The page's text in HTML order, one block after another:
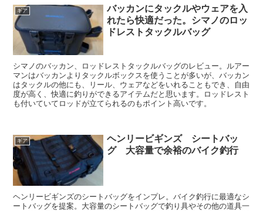
ギア
バッカンにタックルやウェアを入
れたら快適だった。シマノのロッ
ドレストタックルバッグ
シマノのバッカン、ロッドレストタックルバッグのレビュー。ルアー
マンはバッカンよりタックルボックスを使うことが多いが、バッカン
はタックルの他にも、リール、ウェアなどをいれることもでき、自由
度が高く、快適に釣りができるアイテムだと思います。ロッドレスト
も付いていてロッドが立てられるのもポイント高いです。
ギア
ヘンリービギンズ シートバッ
グ 大容量で余裕のバイク釣行
ヘンリービギンズのシートバッグをインプレ。バイク釣行に最適なシ
ートバッグを提案。大容量のシートバッグで釣り具やその他の道具一